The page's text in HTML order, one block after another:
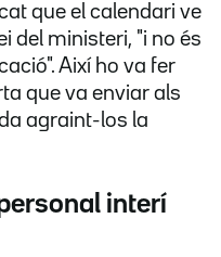
que el calendari ve
del ministeri, "i no és
Així ho va fer
que va enviar als
agraint-los la
interí